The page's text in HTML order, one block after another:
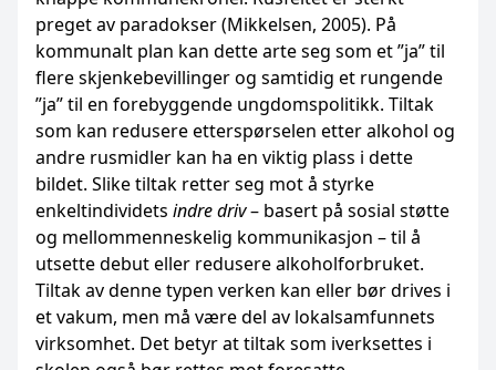
preget av paradokser (Mikkelsen, 2005). På
kommunalt plan kan dette arte seg som et ”ja” til
flere skjenkebevillinger og samtidig et rungende
”ja” til en forebyggende ungdomspolitikk. Tiltak
som kan redusere etterspørselen etter alkohol og
andre rusmidler kan ha en viktig plass i dette
bildet. Slike tiltak retter seg mot å styrke
enkeltindividets indre driv– basert på sosial støtte
og mellommenneskelig kommunikasjon – til å
utsette debut eller redusere alkoholforbruket.
Tiltak av denne typen verken kan eller bør drives i
et vakum, men må være del av lokalsamfunnets
virksomhet. Det betyr at tiltak som iverksettes i